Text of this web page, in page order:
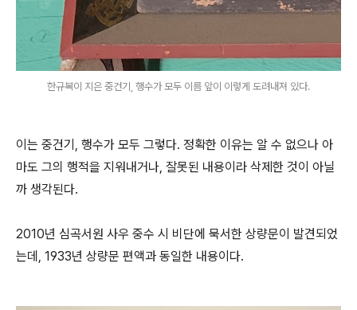
한규복이 지은 중건기, 행수가 모두 이름 앞이 이렇게 도려내져 있다.
이는 중건기, 행수가 모두 그렇다. 정확한 이유는 알 수 없으나 아
마도 그의 행적을 지워내거나, 잘못된 내용이라 삭제한 것이 아닐
까 생각된다.
2010년 심곡서원 사우 중수 시 비단에 묵서한 상량문이 발견되었
는데, 1933년 상량문 편액과 동일한 내용이다.